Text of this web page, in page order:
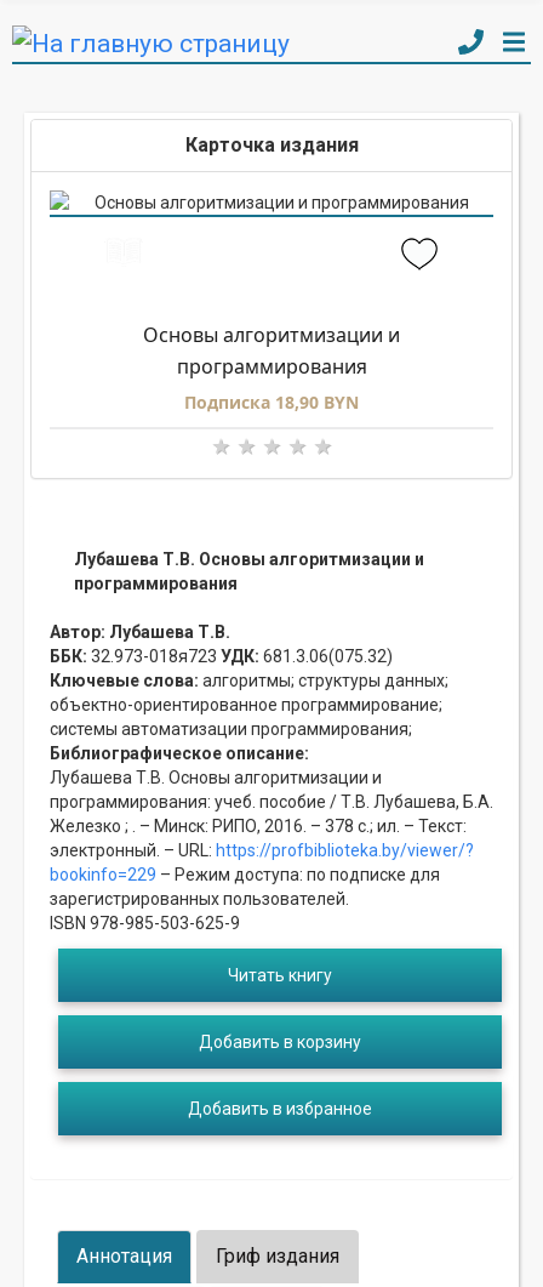
Карточка издания
Основы алгоритмизации и
программирования
Подписка 18,90 BYN
Лубашева Т.В. Основы алгоритмизации и
программирования
Автор: Лубашева Т.В.
ББК: 32.973-018я723 УДК: 681.3.06(075.32)
Ключевые слова: алгоритмы; структуры данных;
объектно-ориентированное программирование;
системы автоматизации программирования;
Библиографическое описание:
Лубашева Т.В. Основы алгоритмизации и
программирования: учеб. пособие / Т.В. Лубашева, Б.А.
Железко ; . – Минск: РИПО, 2016. – 378 с.; ил. – Текст:
электронный. – URL: https://profbiblioteka.by/viewer/?
bookinfo=229 – Режим доступа: по подписке для
зарегистрированных пользователей.
ISBN 978-985-503-625-9
Читать книгу
Добавить в корзину
Добавить в избранное
Аннотация Гриф издания